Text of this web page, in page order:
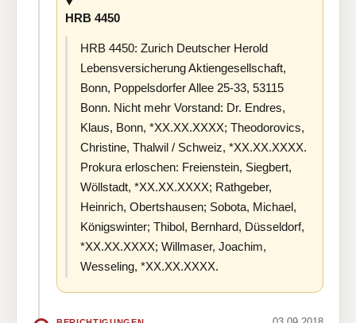
HRB 4450
HRB 4450: Zurich Deutscher Herold
Lebensversicherung Aktiengesellschaft,
Bonn, Poppelsdorfer Allee 25-33, 53115
Bonn. Nicht mehr Vorstand: Dr. Endres,
Klaus, Bonn, *XX.XX.XXXX; Theodorovics,
Christine, Thalwil / Schweiz, *XX.XX.XXXX.
Prokura erloschen: Freienstein, Siegbert,
Wöllstadt, *XX.XX.XXXX; Rathgeber,
Heinrich, Obertshausen; Sobota, Michael,
Königswinter; Thibol, Bernhard, Düsseldorf,
*XX.XX.XXXX; Willmaser, Joachim,
Wesseling, *XX.XX.XXXX.